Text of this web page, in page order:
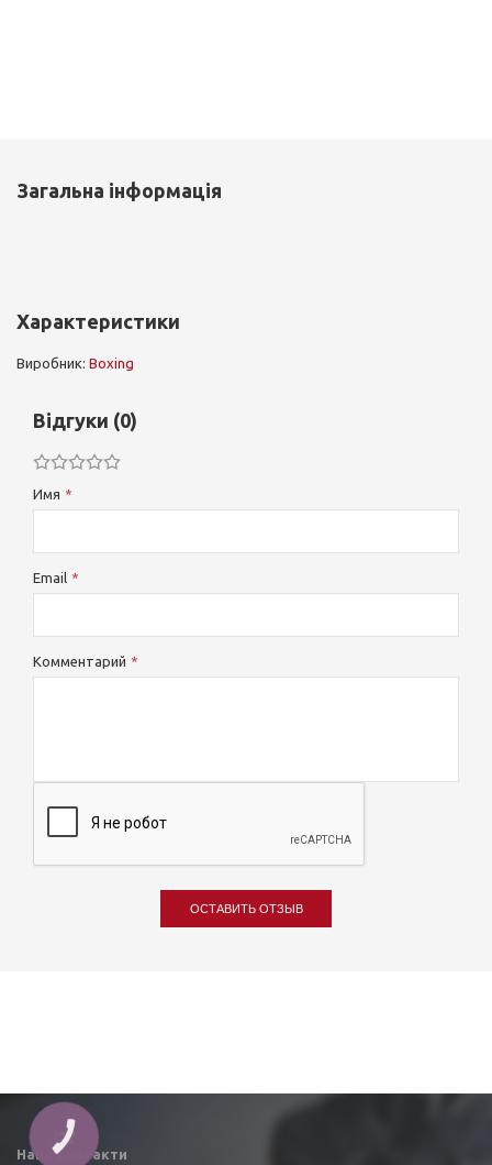
Загальна інформація
Характеристики
Виробник: Boxing
Відгуки (0)
Имя
Email
Комментарий
ОСТАВИТЬ ОТЗЫВ
Наші контакти
КНОПКА
ЗВ'ЯЗКУ